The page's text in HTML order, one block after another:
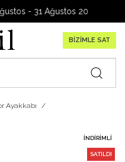
- 31 Ağustos 2026
BİZİMLE SAT
Ayakkabı
İNDIRIMLI
SATILDI